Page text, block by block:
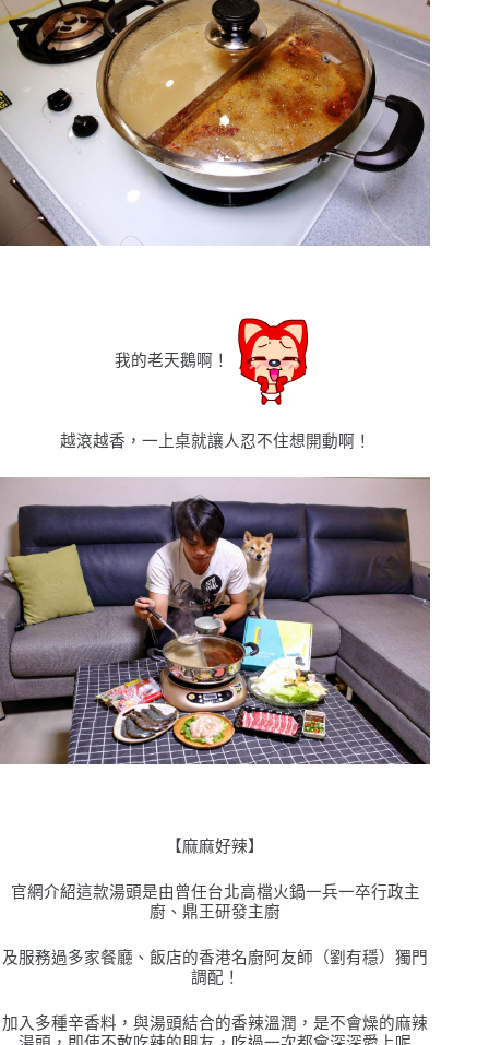
我的老天鵝啊！
越滾越香，一上桌就讓人忍不住想開動啊！
【麻麻好辣】
官網介紹這款湯頭是由曾任台北⾼檔⽕鍋⼀兵⼀卒⾏政主
廚、鼎王研發主廚
及服務過多家餐廳、飯店的⾹港名廚阿友師（劉有穩）獨⾨
調配！
加入多種辛香料，與湯頭結合的香辣溫潤，是不會燥的麻辣